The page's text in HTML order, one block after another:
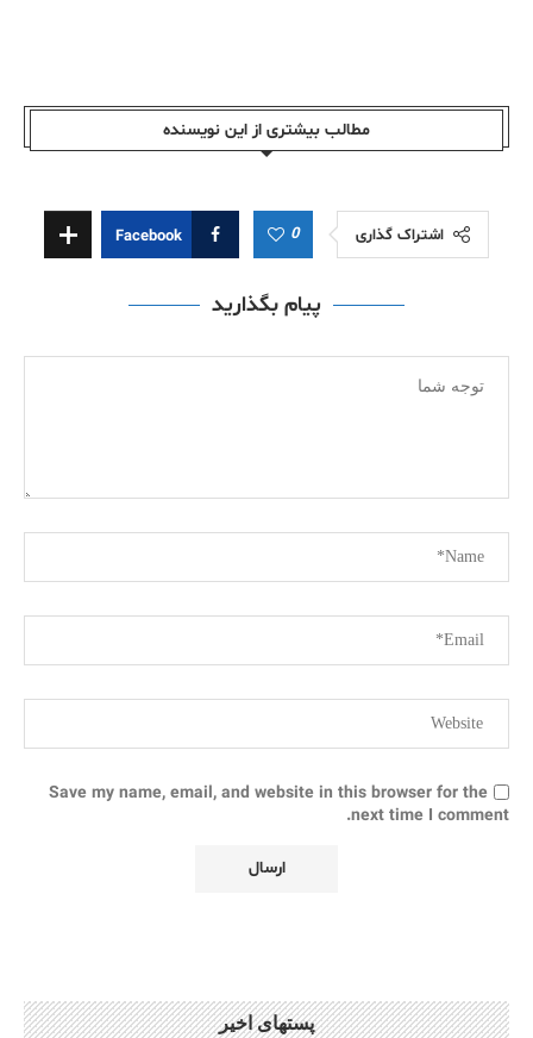
مطالب بیشتری از این نویسندە
اشتراک گذاری 0
Facebook
پیام بگذارید
Save my name, email, and website in this browser for the
next time I comment.
پستهای اخیر